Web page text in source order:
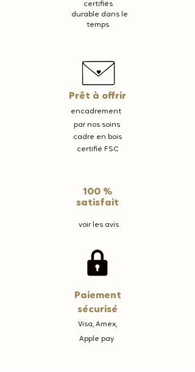
certifiés
durable dans le
temps
Prêt à offrir
encadrement
par nos soins
cadre en bois
certifié FSC
100 %
satisfait
voir les avis
Paiement
sécurisé
Visa, Amex,
Apple pay